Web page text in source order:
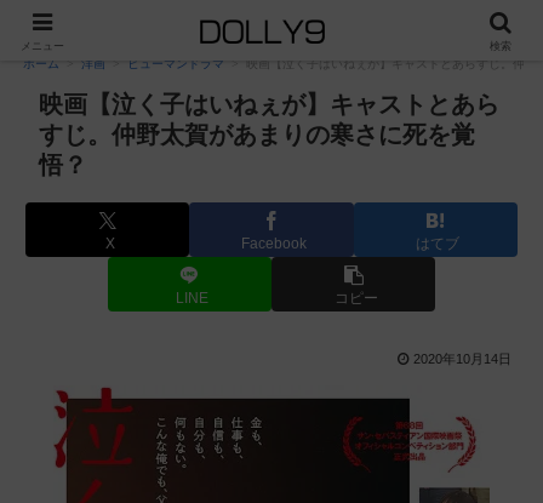
PR
ホーム 洋画 ヒューマンドラマ 映画【泣く子はいねぇが】キャストとあらすじ。仲
映画【泣く子はいねぇが】キャストとあら
すじ。仲野太賀があまりの寒さに死を覚
悟？
X Facebook はてブ
LINE コピー
2020年10月14日
メニュー 検索